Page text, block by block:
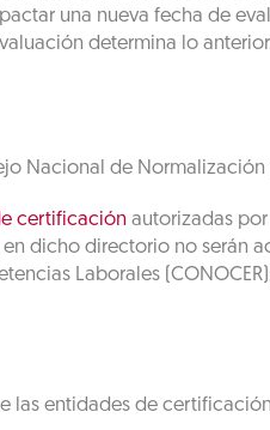
una nueva fecha de
determina lo
Nacional de
certificación autorizadas
dicho directorio no serán
Laborales
las entidades de